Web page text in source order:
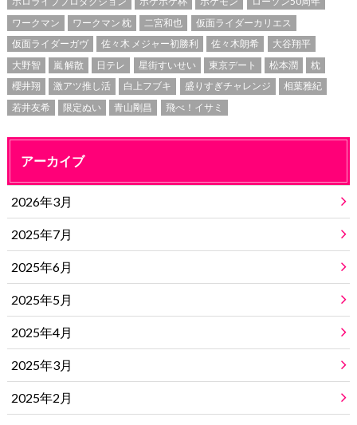
ワークマン
ワークマン 枕 二宮和也
仮面ライダーカリエス
仮面ライダーガヴ
佐々木 メジャー初勝利 佐々木朗希
大谷翔平
大野智
嵐 解散 日テレ 星街すいせい 東京デート 松本潤
枕
櫻井翔
激アツ推し活 白上フブキ 盛りすぎチャレンジ
相葉雅紀
若井友希
限定ぬい 青山剛昌 飛べ！イサミ
アーカイブ
2026年3月
2025年7月
2025年6月
2025年5月
2025年4月
2025年3月
2025年2月